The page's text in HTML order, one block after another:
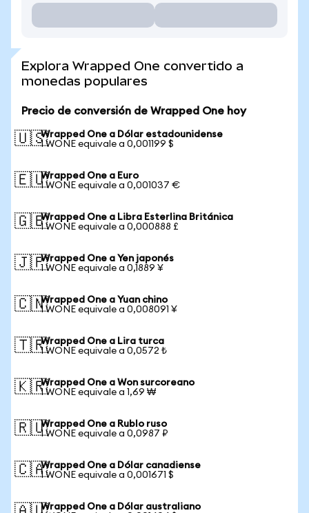
Explora Wrapped One convertido a
monedas populares
Precio de conversión de Wrapped One hoy
🇺🇸Wrapped One a Dólar estadounidense
1 WONE equivale a 0,001199 $
🇪🇺Wrapped One a Euro
1 WONE equivale a 0,001037 €
🇬🇧Wrapped One a Libra Esterlina Británica
1 WONE equivale a 0,000888 £
🇯🇵Wrapped One a Yen japonés
1 WONE equivale a 0,1889 ¥
🇨🇳Wrapped One a Yuan chino
1 WONE equivale a 0,008091 ¥
🇹🇷Wrapped One a Lira turca
1 WONE equivale a 0,0572 ₺
🇰🇷Wrapped One a Won surcoreano
1 WONE equivale a 1,69 ₩
🇷🇺Wrapped One a Rublo ruso
1 WONE equivale a 0,0987 ₽
🇨🇦Wrapped One a Dólar canadiense
1 WONE equivale a 0,001671 $
Wrapped One a Dólar australiano